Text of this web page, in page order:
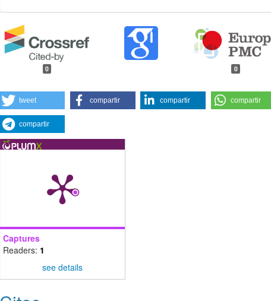
0 0
tweet compartir compartir compartir
compartir
Captures
Readers: 1
see details